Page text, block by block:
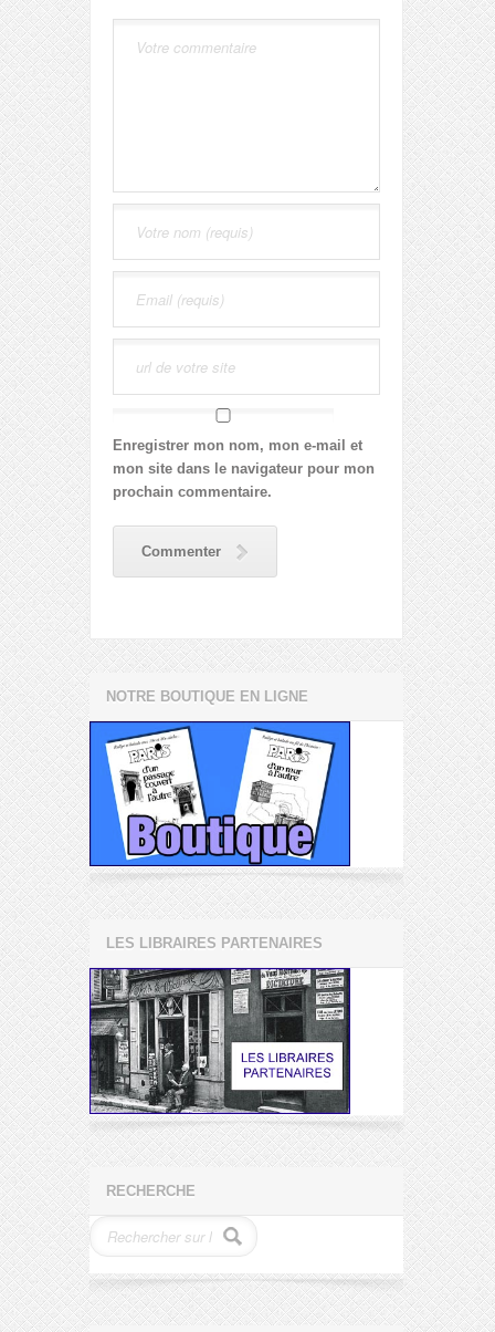
Enregistrer mon nom, mon e-mail et
mon site dans le navigateur pour mon
prochain commentaire.
Commenter
NOTRE BOUTIQUE EN LIGNE
LES LIBRAIRES PARTENAIRES
RECHERCHE